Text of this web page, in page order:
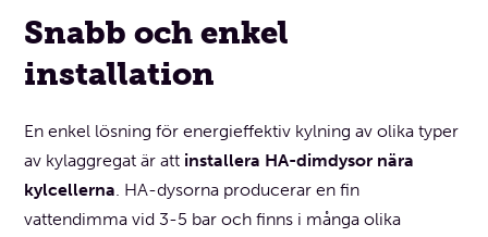
Snabb och enkel
installation
En enkel lösning för energieffektiv kylning av olika typer
av kylaggregat är att installera HA-dimdysor nära
kylcellerna. HA-dysorna producerar en fin
vattendimma vid 3-5 bar och finns i många olika